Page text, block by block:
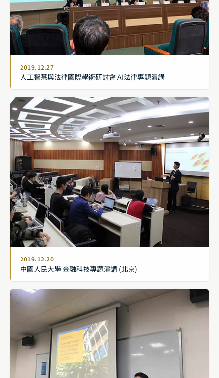
2019.12.27
人工智慧與法律國際學術研討會 AI法律專題演講
2019.12.20
中國人民大學 金融科技專題演講 (北京)